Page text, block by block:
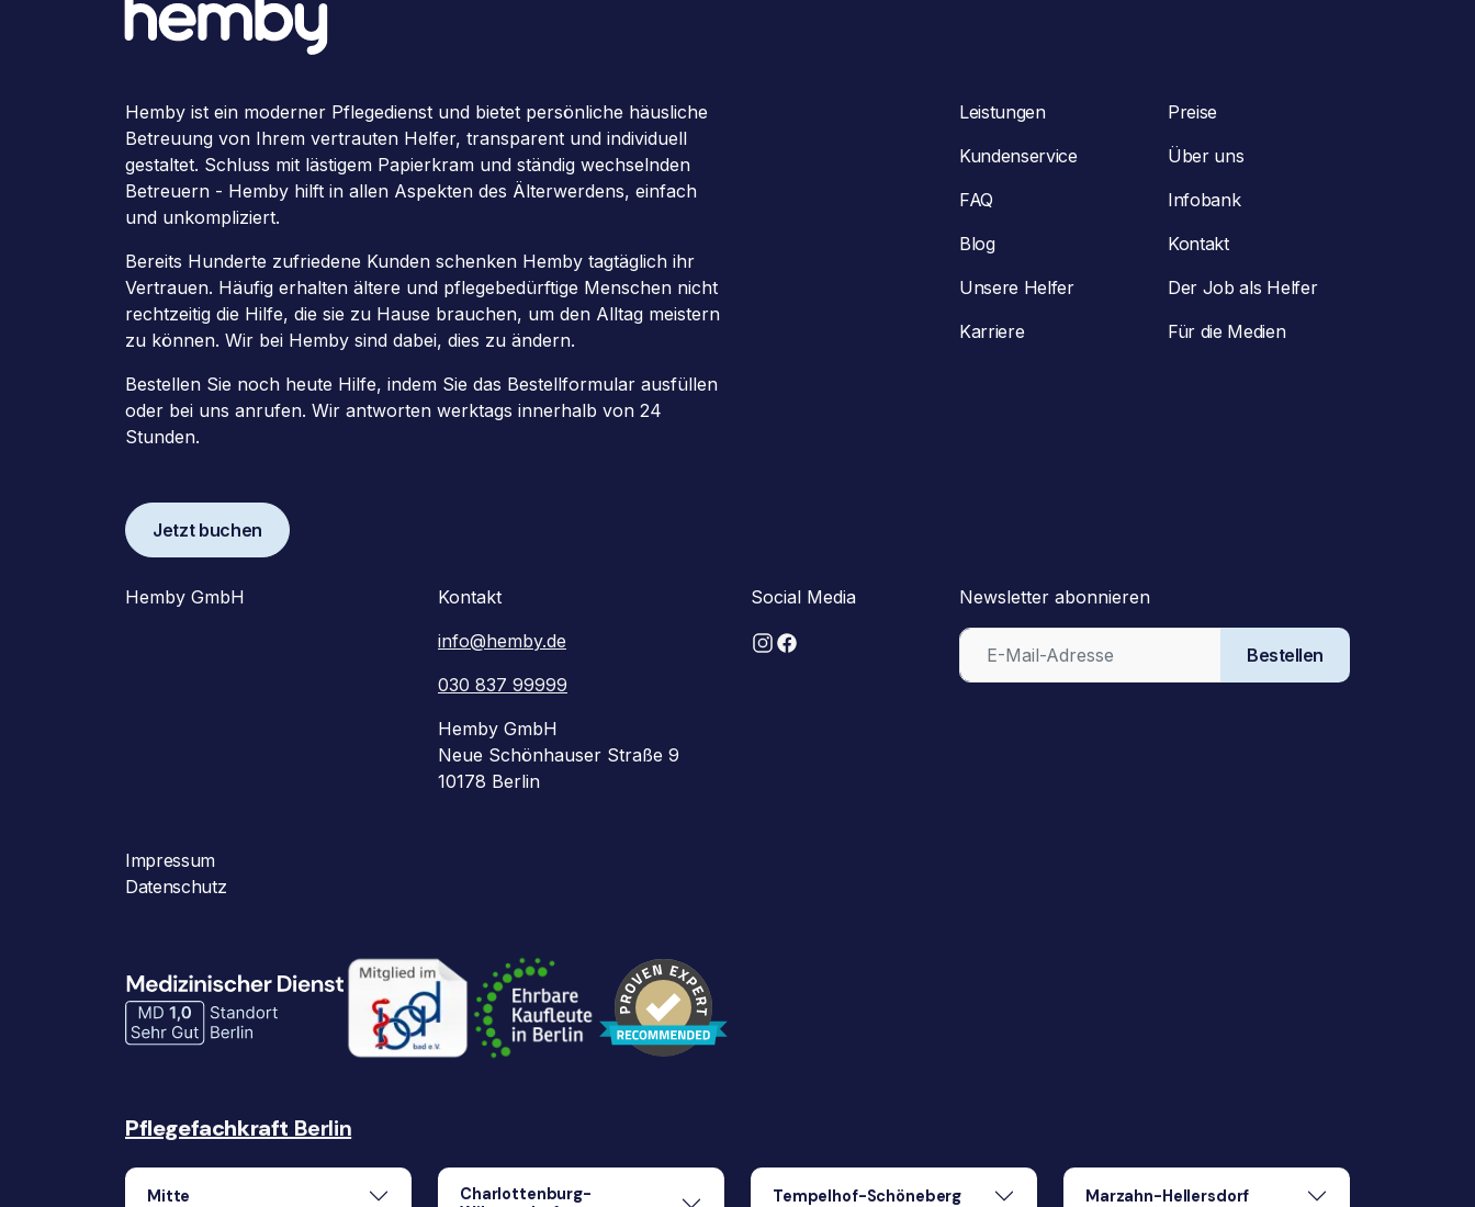
Hemby ist ein moderner Pflegedienst und bietet persönliche häusliche
Betreuung von Ihrem vertrauten Helfer, transparent und individuell
gestaltet. Schluss mit lästigem Papierkram und ständig wechselnden
Betreuern - Hemby hilft in allen Aspekten des Älterwerdens, einfach
und unkompliziert.
Bereits Hunderte zufriedene Kunden schenken Hemby tagtäglich ihr
Vertrauen. Häufig erhalten ältere und pflegebedürftige Menschen nicht
rechtzeitig die Hilfe, die sie zu Hause brauchen, um den Alltag meistern
zu können. Wir bei Hemby sind dabei, dies zu ändern.
Bestellen Sie noch heute Hilfe, indem Sie das Bestellformular ausfüllen
oder bei uns anrufen. Wir antworten werktags innerhalb von 24
Stunden.
Jetzt buchen
Leistungen
Preise
Kundenservice
Über uns
FAQ
Infobank
Blog
Kontakt
Unsere Helfer
Der Job als Helfer
Karriere
Für die Medien
Hemby GmbH
Kontakt
info@hemby.de
030 837 99999
Hemby GmbH
Neue Schönhauser Straße 9
10178 Berlin
Social Media Newsletter abonnieren
Bestellen
Impressum
Datenschutz
Pflegefachkraft Berlin
Mitte
Charlottenburg-
Tempelhof-Schöneberg Marzahn-Hellersdorf